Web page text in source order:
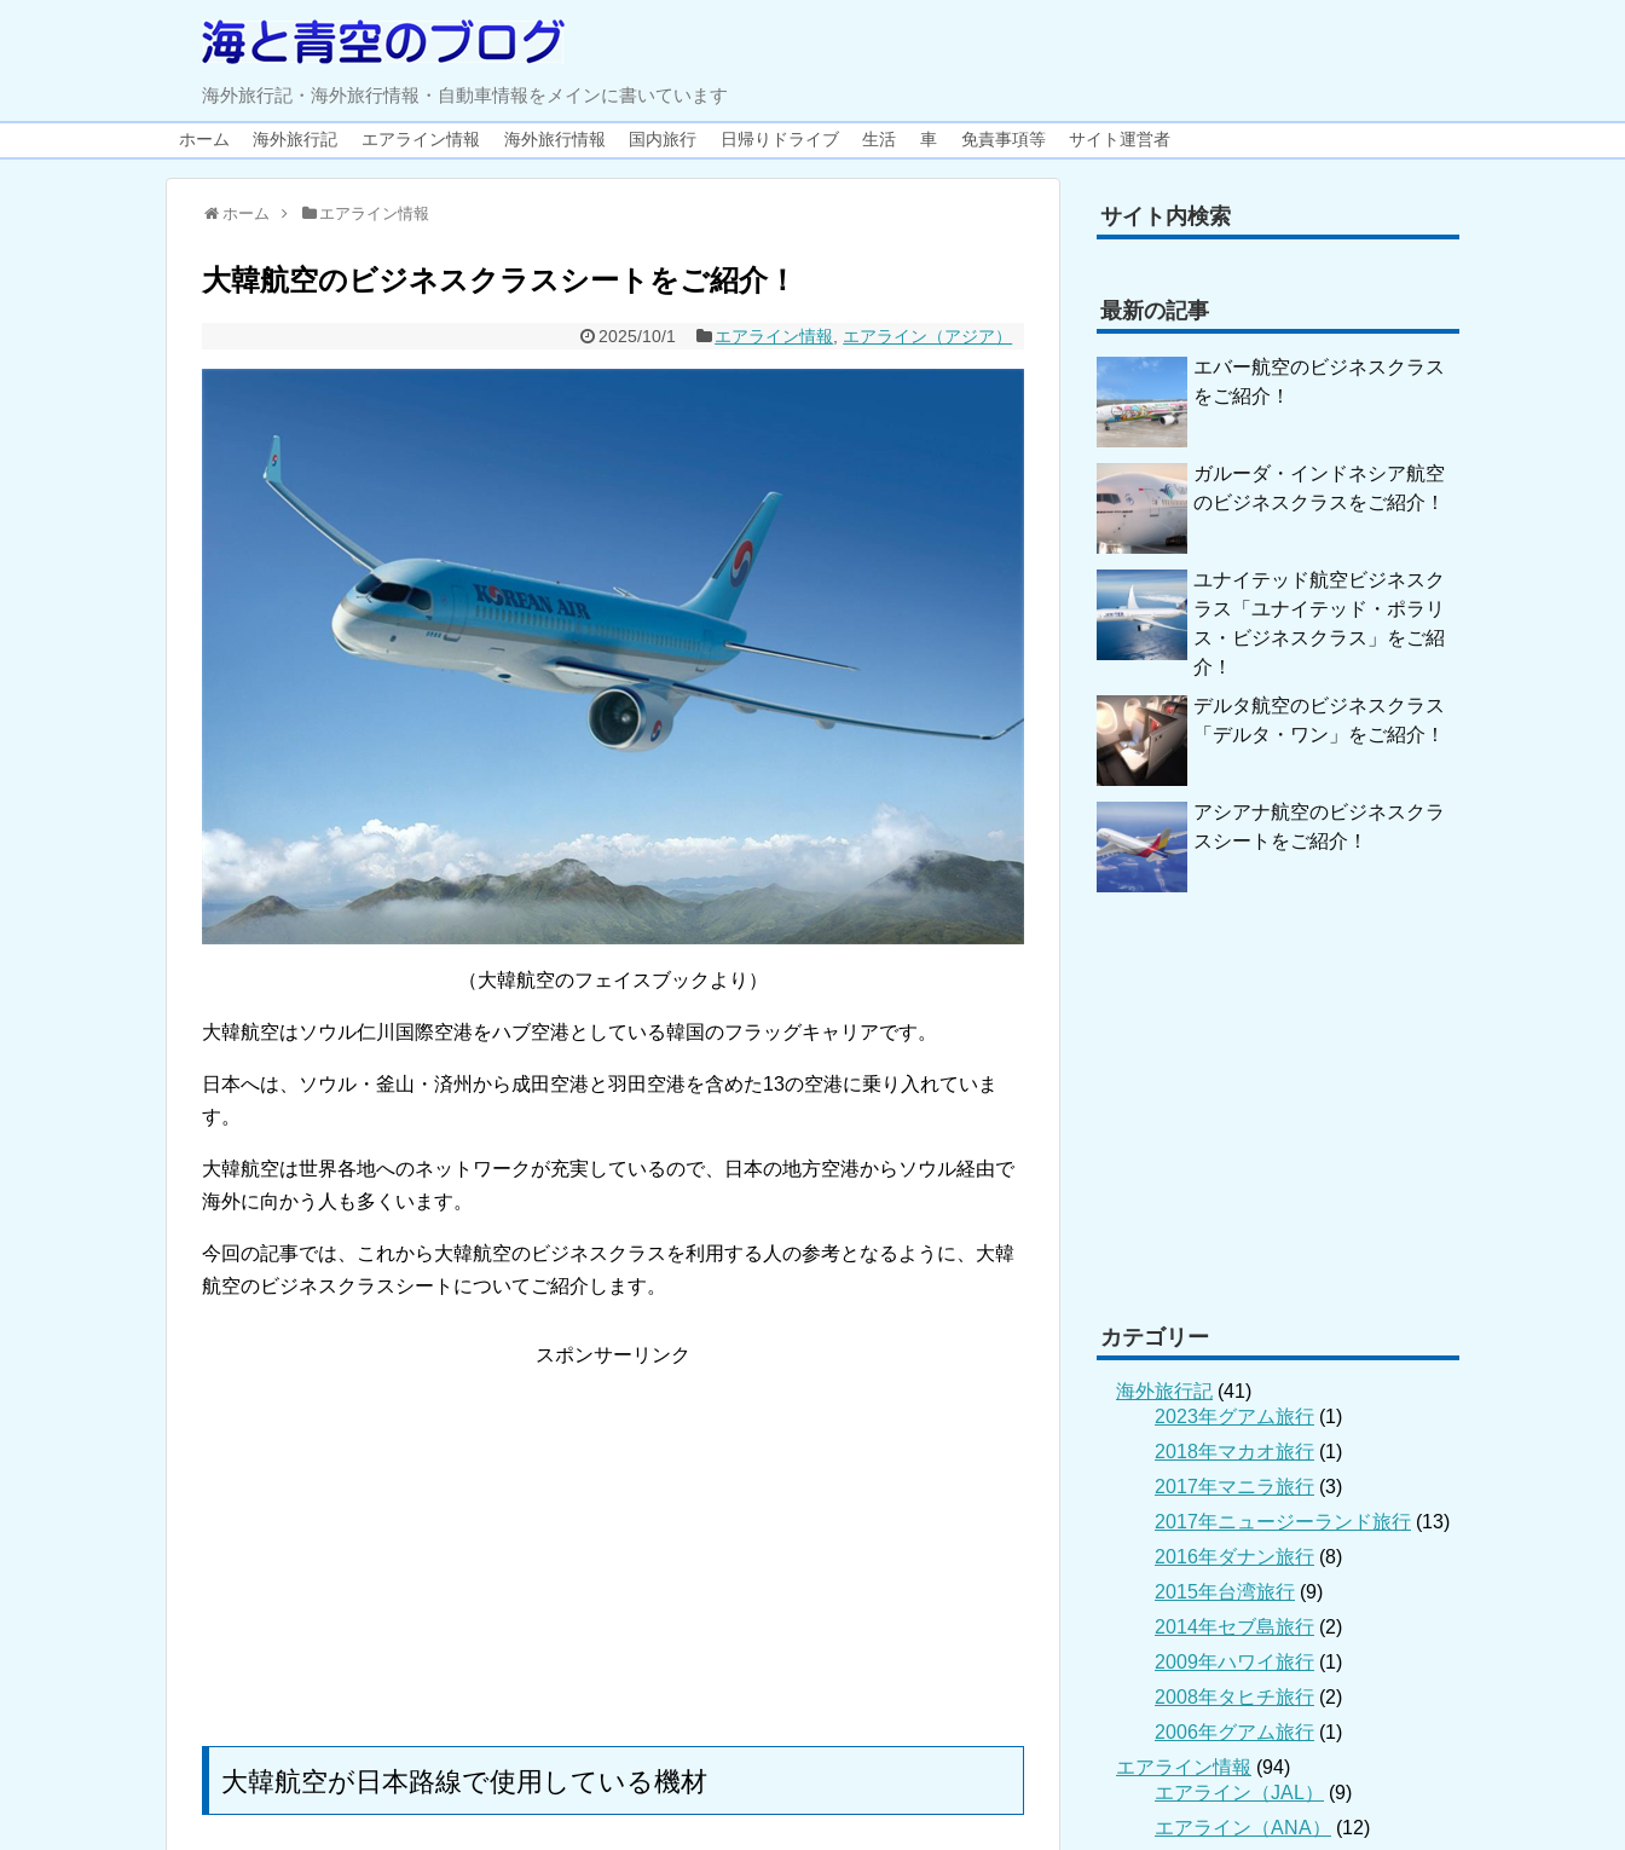
海外旅行記・海外旅行情報・自動車情報をメインに書いています
ホーム 海外旅行記 エアライン情報 海外旅行情報 国内旅行 日帰りドライブ 生活 車 免責事項等 サイト運営者
ホーム エアライン情報
大韓航空のビジネスクラスシートをご紹介！
2025/10/1 エアライン情報, エアライン（アジア）
（大韓航空のフェイスブックより）
大韓航空はソウル仁川国際空港をハブ空港としている韓国のフラッグキャリアです。
日本へは、ソウル・釜山・済州から成田空港と羽田空港を含めた13の空港に乗り入れていま
す。
大韓航空は世界各地へのネットワークが充実しているので、日本の地方空港からソウル経由で
海外に向かう人も多くいます。
今回の記事では、これから大韓航空のビジネスクラスを利用する人の参考となるように、大韓
航空のビジネスクラスシートについてご紹介します。
スポンサーリンク
大韓航空が日本路線で使用している機材
サイト内検索
最新の記事
エバー航空のビジネスクラス
をご紹介！
ガルーダ・インドネシア航空
のビジネスクラスをご紹介！
ユナイテッド航空ビジネスク
ラス「ユナイテッド・ポラリ
ス・ビジネスクラス」をご紹
介！
デルタ航空のビジネスクラス
「デルタ・ワン」をご紹介！
アシアナ航空のビジネスクラ
スシートをご紹介！
カテゴリー
海外旅行記 (41)
2023年グアム旅行 (1)
2018年マカオ旅行 (1)
2017年マニラ旅行 (3)
2017年ニュージーランド旅行 (13)
2016年ダナン旅行 (8)
2015年台湾旅行 (9)
2014年セブ島旅行 (2)
2009年ハワイ旅行 (1)
2008年タヒチ旅行 (2)
2006年グアム旅行 (1)
エアライン情報 (94)
エアライン（JAL）
(9)
エアライン（ANA）
(12)